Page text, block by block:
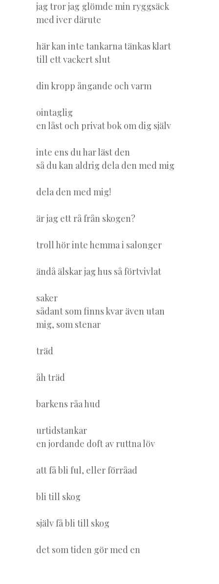
jag tror jag glömde min ryggsäck
med iver därute
här kan inte tankarna tänkas klart
till ett vackert slut
din kropp ångande och varm
ointaglig
en låst och privat bok om dig själv
inte ens du har läst den
så du kan aldrig dela den med mig
dela den med mig!
är jag ett rå från skogen?
troll hör inte hemma i salonger
ändå älskar jag hus så förtvivlat
saker
sådant som finns kvar även utan
mig, som stenar
träd
åh träd
barkens råa hud
urtidstankar
en jordande doft av ruttna löv
att få bli ful, eller förråad
bli till skog
själv få bli till skog
det som tiden gör med en